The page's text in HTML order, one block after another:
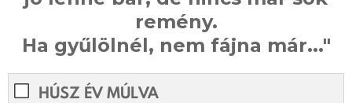
remény.
Ha gyűlölnél, nem fájna már..."
HÚSZ ÉV MÚLVA